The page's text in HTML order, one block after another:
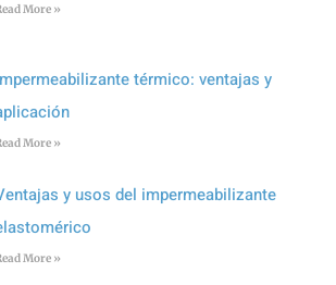
More »
térmico: ventajas y
More »
y usos del impermeabilizante
More »